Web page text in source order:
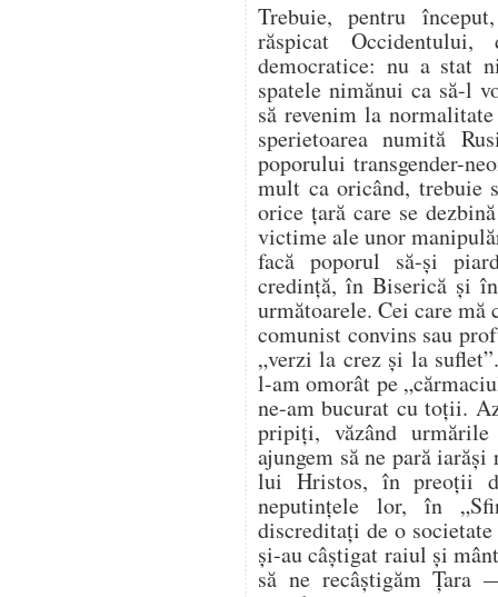
Trebuie, pentru
răspicat
democratice: nu a stat
spatele nimănui ca să-l
să revenim la
sperietoarea numită
poporului transgender-
mult ca oricând, trebuie
orice țară care se
victime ale unor
facă poporul să-și
credință, în Biserică și
următoarele. Cei care mă
comunist convins sau
„verzi la crez și la
l-am omorât pe
ne-am bucurat cu toții.
pripiți, văzând
ajungem să ne pară
lui Hristos, în preoții
neputințele lor, în
discreditați de o
și-au câștigat raiul și
să ne recâștigăm